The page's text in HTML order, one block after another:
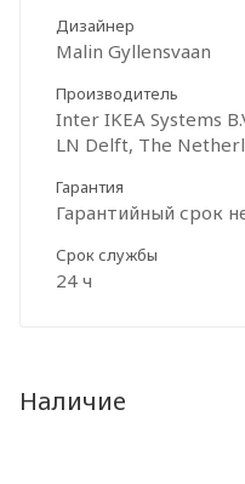
Дизайнер
Malin Gyllensvaan
Производитель
Inter IKEA Systems
LN Delft, The
Гарантия
Гарантийный срок
Срок службы
24 ч
Наличие